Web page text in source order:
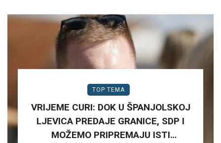
TOP TEMA
VRIJEME CURI: DOK U ŠPANJOLSKOJ
LJEVICA PREDAJE GRANICE, SDP I
MOŽEMO PRIPREMAJU ISTI